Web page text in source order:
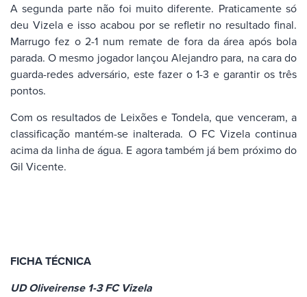
A segunda parte não foi muito diferente. Praticamente só
deu Vizela e isso acabou por se refletir no resultado final.
Marrugo fez o 2-1 num remate de fora da área após bola
parada. O mesmo jogador lançou Alejandro para, na cara do
guarda-redes adversário, este fazer o 1-3 e garantir os três
pontos.
Com os resultados de Leixões e Tondela, que venceram, a
classificação mantém-se inalterada. O FC Vizela continua
acima da linha de água. E agora também já bem próximo do
Gil Vicente.
FICHA TÉCNICA
UD Oliveirense 1-3 FC Vizela